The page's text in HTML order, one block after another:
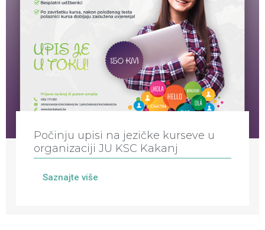
Počinju upisi na jezičke kurseve u
organizaciji JU KSC Kakanj
Saznajte više